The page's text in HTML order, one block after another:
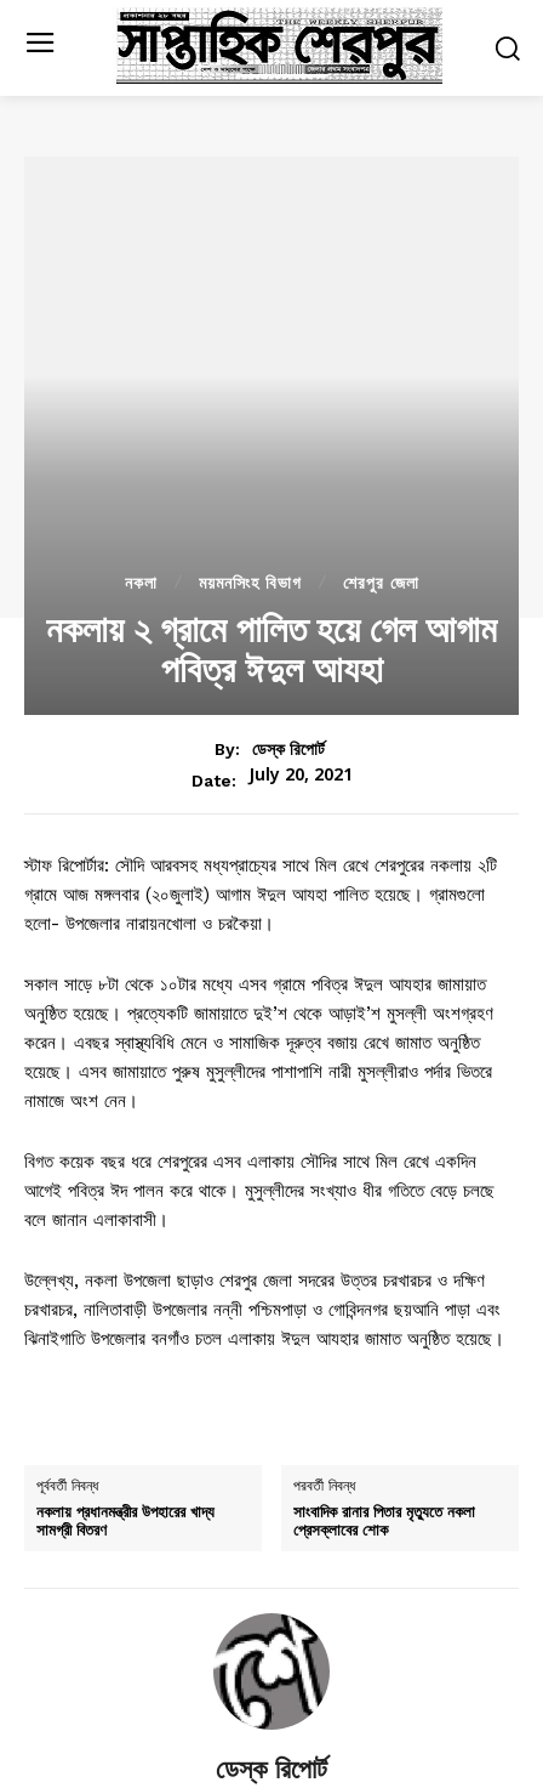
নকলা ময়মনসিংহ বিভাগ শেরপুর জেলা
নকলায় ২ গ্রামে পালিত হয়ে গেল আগাম
পবিত্র ঈদুল আযহা
By:
ডেস্ক রিপোর্ট
Date:
July 20, 2021
স্টাফ রিপোর্টার: সৌদি আরবসহ মধ্যপ্রাচ্যের সাথে মিল রেখে শেরপুরের নকলায় ২টি
গ্রামে আজ মঙ্গলবার (২০জুলাই) আগাম ঈদুল আযহা পালিত হয়েছে। গ্রামগুলো
হলো- উপজেলার নারায়নখোলা ও চরকৈয়া।
সকাল সাড়ে ৮টা থেকে ১০টার মধ্যে এসব গ্রামে পবিত্র ঈদুল আযহার জামায়াত
অনুষ্ঠিত হয়েছে। প্রত্যেকটি জামায়াতে দুই’শ থেকে আড়াই’শ মুসল্লী অংশগ্রহণ
করেন। এবছর স্বাস্থ্যবিধি মেনে ও সামাজিক দূরুত্ব বজায় রেখে জামাত অনুষ্ঠিত
হয়েছে। এসব জামায়াতে পুরুষ মুসুল্লীদের পাশাপাশি নারী মুসল্লীরাও পর্দার ভিতরে
নামাজে অংশ নেন।
বিগত কয়েক বছর ধরে শেরপুরের এসব এলাকায় সৌদির সাথে মিল রেখে একদিন
আগেই পবিত্র ঈদ পালন করে থাকে। মুসুল্লীদের সংখ্যাও ধীর গতিতে বেড়ে চলছে
বলে জানান এলাকাবাসী।
উল্লেখ্য, নকলা উপজেলা ছাড়াও শেরপুর জেলা সদরের উত্তর চরখারচর ও দক্ষিণ
চরখারচর, নালিতাবাড়ী উপজেলার নন্নী পশ্চিমপাড়া ও গোবিন্দনগর ছয়আনি পাড়া এবং
ঝিনাইগাতি উপজেলার বনগাঁও চতল এলাকায় ঈদুল আযহার জামাত অনুষ্ঠিত হয়েছে।
পূর্ববর্তী নিবন্ধ
নকলায় প্রধানমন্ত্রীর উপহারের খাদ্য
সামগ্রী বিতরণ
পরবর্তী নিবন্ধ
সাংবাদিক রানার পিতার মৃত্যুতে নকলা
প্রেসক্লাবের শোক
ডেস্ক রিপোর্ট